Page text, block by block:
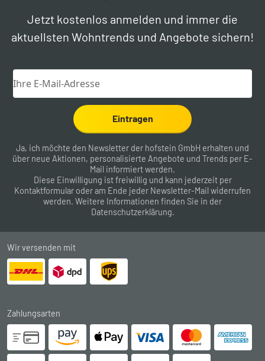
Jetzt kostenlos anmelden und immer die
aktuellsten Wohntrends und Angebote sichern!
Eintragen
Ja, ich möchte den Newsletter der hofstein GmbH erhalten und
über neue Aktionen, personalisierte Angebote und Trends per E-
Mail informiert werden.
Diese Einwilligung ist freiwillig und kann jederzeit per
Kontaktformular oder am Ende jeder Newsletter-Mail widerrufen
werden. Weitere Informationen finden Sie in der
Datenschutzerklärung.
Wir versenden mit
Zahlungsarten